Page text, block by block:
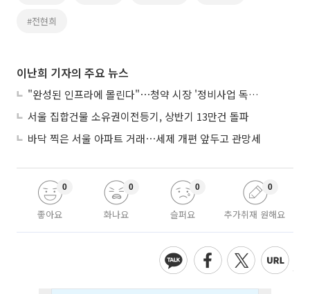
#전현희
이난희 기자의 주요 뉴스
"완성된 인프라에 몰린다"⋯청약 시장 '정비사업 독주' 42배 격차
서울 집합건물 소유권이전등기, 상반기 13만건 돌파
바닥 찍은 서울 아파트 거래⋯세제 개편 앞두고 관망세
좋아요
0
화나요
0
슬퍼요
0
추가취재 원해요
0